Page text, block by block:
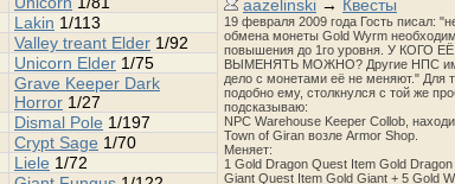
aazelinski → Квесты
19 февраля 2009 года Гость писал:
обмена монеты Gold Wyrm
повышения до 1го уровня. У КОГО ЕЁ
ВЫМЕНЯТЬ МОЖНО? Другие НПС
дело с монетами её не меняют." Для
подобно ему, столкнулся с той же
подсказываю:
NPC Warehouse Keeper Collob,
Town of Giran возле Armor Shop.
Меняет:
1 Gold Dragon Quest Item Gold Dragon
Giant Quest Item Gold Giant + 5 Gold
Lakin 1/113
Valley treant Elder 1/92
Unicorn Elder 1/75
Grave Keeper Dark
Horror 1/27
Dismal Pole 1/197
Crypt Sage 1/70
Liele 1/72